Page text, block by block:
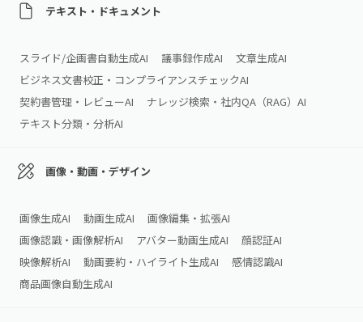
テキスト・ドキュメント
スライド/企画書自動生成AI 議事録作成AI
文章生成AI
ビジネス文書校正・コンプライアンスチェックAI
契約書管理・レビューAI
ナレッジ検索・社内QA（RAG）AI
テキスト分類・分析AI
画像・動画・デザイン
画像生成AI 動画生成AI
画像編集・拡張AI
画像認識・画像解析AI
アバター動画生成AI
顔認証AI
映像解析AI
動画要約・ハイライト生成AI
感情認識AI
商品画像自動生成AI